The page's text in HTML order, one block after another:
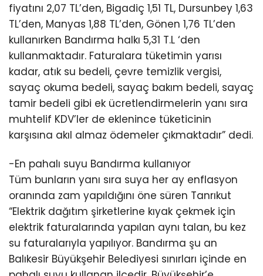
fiyatını 2,07 TL’den, Bigadiç 1,51 TL, Dursunbey 1,63
TL’den, Manyas 1,88 TL’den, Gönen 1,76 TL’den
kullanırken Bandırma halkı 5,31 T.L ‘den
kullanmaktadır. Faturalara tüketimin yarısı
kadar, atık su bedeli, çevre temizlik vergisi,
sayaç okuma bedeli, sayaç bakım bedeli, sayaç
tamir bedeli gibi ek ücretlendirmelerin yanı sıra
muhtelif KDV’ler de eklenince tüketicinin
karşısına akıl almaz ödemeler çıkmaktadır” dedi.
-En pahalı suyu Bandırma kullanıyor
Tüm bunların yanı sıra suya her ay enflasyon
oranında zam yapıldığını öne süren Tanrıkut
“Elektrik dağıtım şirketlerine kıyak çekmek için
elektrik faturalarında yapılan aynı talan, bu kez
su faturalarıyla yapılıyor. Bandırma şu an
Balıkesir Büyükşehir Belediyesi sınırları içinde en